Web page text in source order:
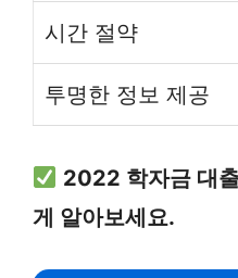
시간 절약
투명한 정보 제공
2022 학자금 대
게 알아보세요.